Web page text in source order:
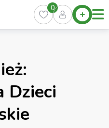
Home
Oferty
Kurs
Artykuły
0
Dzieci